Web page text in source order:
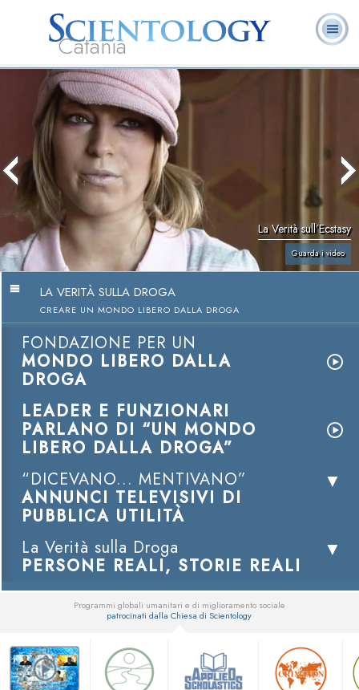
Catania
L. Ron Hubbard:
Fondatore
Che cos’è
Scientology?
Ministri
Volontari
La Verità sull’Ecstasy
Guarda i video
LA VERITÀ SULLA DROGA
CREARE UN MONDO LIBERO DALLA DROGA
FONDAZIONE PER UN
MONDO LIBERO DALLA
DROGA
LEADER E FUNZIONARI
PARLANO DI “UN MONDO
LIBERO DALLA DROGA”
“DICEVANO... MENTIVANO”
ANNUNCI TELEVISIVI DI
PUBBLICA UTILITÀ
La Verità sulla Droga
PERSONE REALI, STORIE REALI
Programmi globali umanitari e di miglioramento sociale
patrocinati dalla Chiesa di Scientology